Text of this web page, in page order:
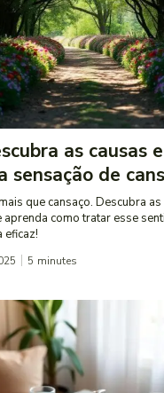
as causas
sensação de
que cansaço. Descubra as
aprenda como tratar esse
eficaz!
5 minutes